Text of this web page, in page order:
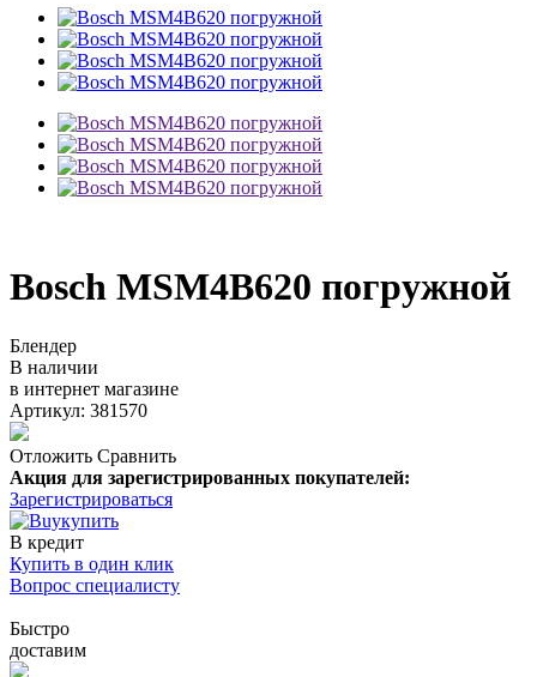
Bosch MSM4B620 погружной
Блендер
В наличии
в интернет магазине
Артикул: 381570
Отложить Сравнить
Акция для зарегистрированных покупателей:
Зарегистрироваться
купить
В кредит
Купить в один клик
Вопрос специалисту
Быстро
доставим